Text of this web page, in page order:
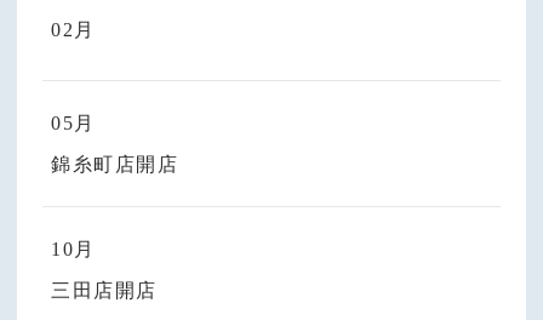
02月
05月
錦糸町店開店
10月
三田店開店